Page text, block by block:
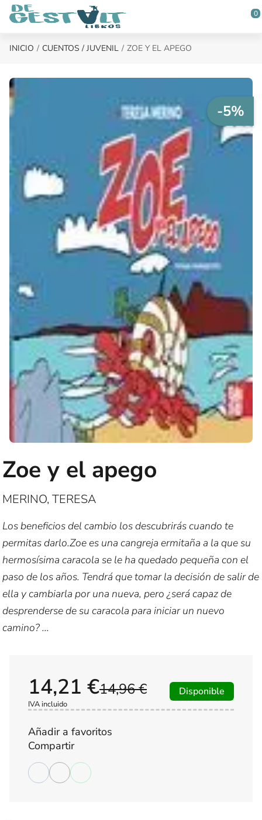
Saltar al contenido principal
0
INICIO CUENTOS / JUVENIL ZOE Y EL APEGO
-5%
Zoe y el apego
MERINO, TERESA
Los beneficios del cambio los descubrirás cuando te
permitas darlo.Zoe es una cangreja ermitaña a la que su
hermosísima caracola se le ha quedado pequeña con el
paso de los años. Tendrá que tomar la decisión de salir de
ella y cambiarla por una nueva, pero ¿será capaz de
desprenderse de su caracola para iniciar un nuevo
camino? ...
14,96 €
14,21 €
IVA incluido
Disponible
Añadir a favoritos
Compartir